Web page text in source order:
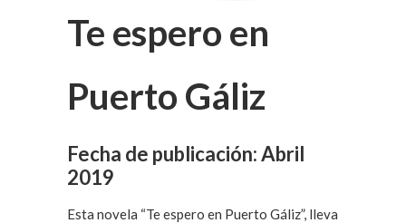
Te espero en
Puerto Gáliz
Fecha de publicación: Abril
2019
Esta novela “Te espero en Puerto Gáliz”, lleva